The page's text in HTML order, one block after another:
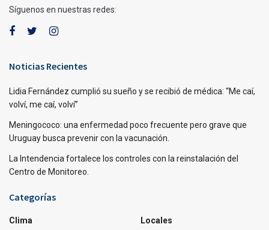
Síguenos en nuestras redes:
Noticias Recientes
Lidia Fernández cumplió su sueño y se recibió de médica: “Me caí,
volví, me caí, volví”
Meningococo: una enfermedad poco frecuente pero grave que
Uruguay busca prevenir con la vacunación.
La Intendencia fortalece los controles con la reinstalación del
Centro de Monitoreo.
Categorías
Clima
Locales